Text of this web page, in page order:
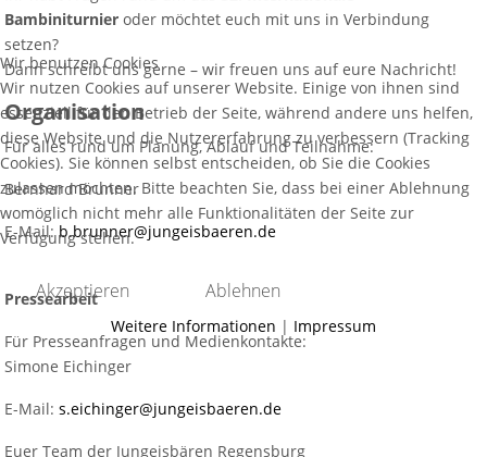
Bambiniturnier oder möchtet euch mit uns in Verbindung
setzen?
Dann schreibt uns gerne – wir freuen uns auf eure Nachricht!
Organisation
Für alles rund um Planung, Ablauf und Teilnahme:
Bernhard Brunner
E-Mail:b.brunner@jungeisbaeren.de
Pressearbeit
Für Presseanfragen und Medienkontakte:
Simone Eichinger
E-Mail:s.eichinger@jungeisbaeren.de
Euer Team der Jungeisbären Regensburg
Wir benutzen Cookies
Wir nutzen Cookies auf unserer Website. Einige von ihnen sind
essenziell für den Betrieb der Seite, während andere uns helfen,
diese Website und die Nutzererfahrung zu verbessern (Tracking
Cookies). Sie können selbst entscheiden, ob Sie die Cookies
zulassen möchten. Bitte beachten Sie, dass bei einer Ablehnung
womöglich nicht mehr alle Funktionalitäten der Seite zur
Verfügung stehen.
Akzeptieren Ablehnen
Weitere Informationen | Impressum